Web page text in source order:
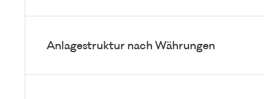
Anlagestruktur nach Währungen